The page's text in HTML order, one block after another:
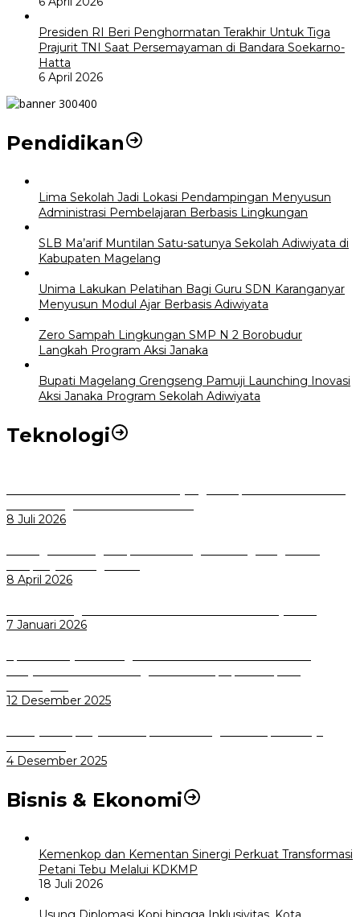
Presiden RI Beri Penghormatan Terakhir Untuk Tiga
Prajurit TNI Saat Persemayaman di Bandara Soekarno-
Hatta
6 April 2026
Pendidikan
Lima Sekolah Jadi Lokasi Pendampingan Menyusun
Administrasi Pembelajaran Berbasis Lingkungan
SLB Ma’arif Muntilan Satu-satunya Sekolah Adiwiyata di
Kabupaten Magelang
Unima Lakukan Pelatihan Bagi Guru SDN Karanganyar
Menyusun Modul Ajar Berbasis Adiwiyata
Zero Sampah Lingkungan SMP N 2 Borobudur
Langkah Program Aksi Janaka
Bupati Magelang Grengseng Pamuji Launching Inovasi
Aksi Janaka Program Sekolah Adiwiyata
Teknologi
8 Juli 2026
8 April 2026
7 Januari 2026
12 Desember 2025
4 Desember 2025
Bisnis & Ekonomi
Kemenkop dan Kementan Sinergi Perkuat Transformasi
Petani Tebu Melalui KDKMP
18 Juli 2026